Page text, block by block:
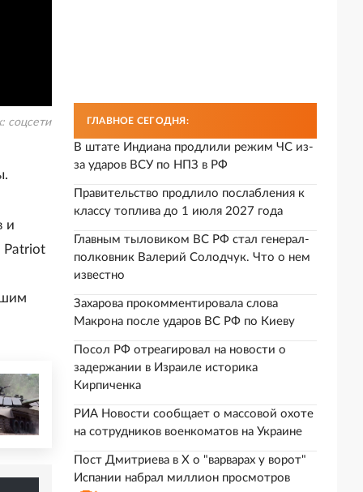
соцсети
и
Patriot
ГЛАВНОЕ СЕГОДНЯ:
В штате Индиана продлили режим ЧС из-
за ударов ВСУ по НПЗ в РФ
Правительство продлило послабления к
классу топлива до 1 июля 2027 года
Главным тыловиком ВС РФ стал генерал-
полковник Валерий Солодчук. Что о нем
известно
Захарова прокомментировала слова
Макрона после ударов ВС РФ по Киеву
Посол РФ отреагировал на новости о
задержании в Израиле историка
Кирпиченка
РИА Новости сообщает о массовой охоте
на сотрудников военкоматов на Украине
Пост Дмитриева в X о "варварах у ворот"
Испании набрал миллион просмотров